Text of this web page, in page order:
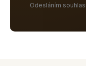
Odesláním